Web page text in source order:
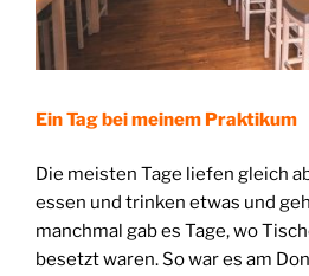
Ein Tag bei mei­nem Praktikum
Die meis­ten Tage lie­fen gleich
essen und trin­ken etwas und
manch­mal gab es Tage, wo
besetzt waren. So war es am